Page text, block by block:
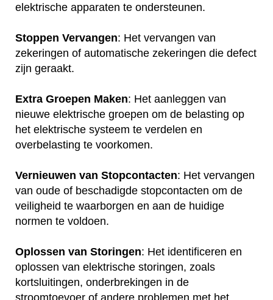
elektrische apparaten te ondersteunen.
Stoppen Vervangen: Het vervangen van
zekeringen of automatische zekeringen die defect
zijn geraakt.
Extra Groepen Maken: Het aanleggen van
nieuwe elektrische groepen om de belasting op
het elektrische systeem te verdelen en
overbelasting te voorkomen.
Vernieuwen van Stopcontacten: Het vervangen
van oude of beschadigde stopcontacten om de
veiligheid te waarborgen en aan de huidige
normen te voldoen.
Oplossen van Storingen: Het identificeren en
oplossen van elektrische storingen, zoals
kortsluitingen, onderbrekingen in de